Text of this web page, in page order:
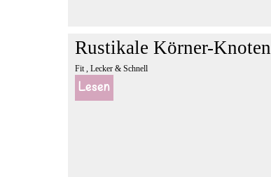
Rustikale Körner-Knoten
Fit , Lecker & Schnell
Lesen